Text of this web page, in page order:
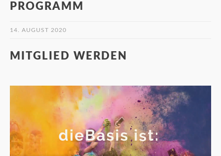
PROGRAMM
14. AUGUST 2020
MITGLIED WERDEN